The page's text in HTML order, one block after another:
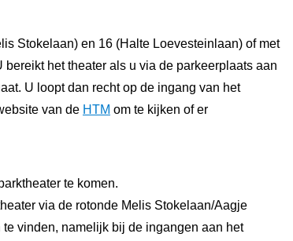
Stokelaan) en 16 (Halte Loevesteinlaan) of met
het theater als u via de parkeerplaats aan
U loopt dan recht op de ingang van het
van de HTM om te kijken of er
te komen.
via de rotonde Melis Stokelaan/Aagje
vinden, namelijk bij de ingangen aan het